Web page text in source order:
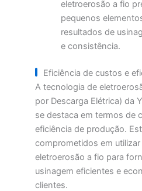
eletroerosão a fio
pequenos
resultados de
e consistência.
Eficiência de custos e
A tecnologia de
por Descarga Elétrica) da
se destaca em termos de
eficiência de produção.
comprometidos em
eletroerosão a fio para
usinagem eficientes e
clientes.